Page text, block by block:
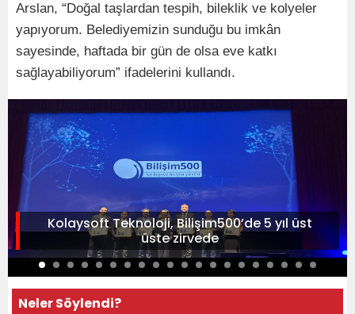
Arslan, “Doğal taşlardan tespih, bileklik ve kolyeler
yapıyorum. Belediyemizin sunduğu bu imkân
sayesinde, haftada bir gün de olsa eve katkı
sağlayabiliyorum” ifadelerini kullandı.
Kolaysoft Teknoloji, Bilişim500’de 5 yıl üst
üste zirvede
Neler Söylendi?